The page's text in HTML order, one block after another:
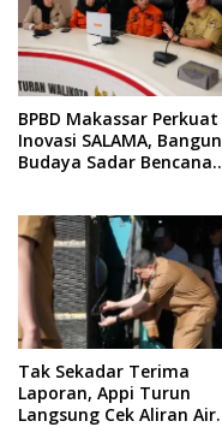
BPBD Makassar Perkuat
Inovasi SALAMA, Bangun
Budaya Sadar Bencana
Tak Sekadar Terima
Laporan, Appi Turun
Langsung Cek Aliran Air